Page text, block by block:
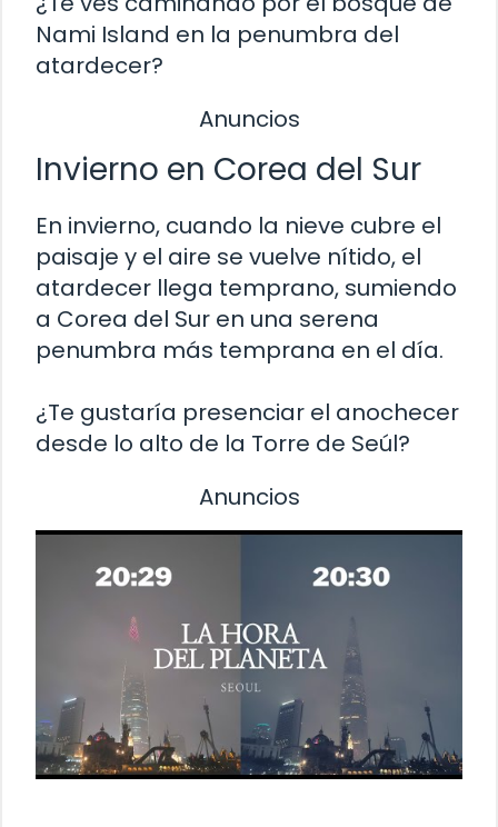
Nami Island en la penumbra del
atardecer?
Anuncios
Invierno en Corea del Sur
En invierno, cuando la nieve cubre el
paisaje y el aire se vuelve nítido, el
atardecer llega temprano, sumiendo
a Corea del Sur en una serena
penumbra más temprana en el día.
¿Te gustaría presenciar el anochecer
desde lo alto de la Torre de Seúl?
Anuncios